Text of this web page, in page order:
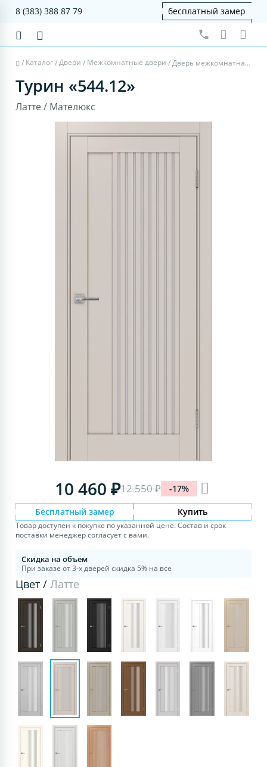
8 (383) 388 87 79 бесплатный замер
/ Каталог/Двери / Межкомнатные двери / Дверь межкомнатная Турин 544.12 - латте, мателюкс
Турин «544.12»
Латте / Мателюкс
10 460 ₽12 550 ₽ -17%
Бесплатный замер Купить
Товар доступен к покупке по указанной цене. Состав и срок
поставки менеджер согласует с вами.
Скидка на объём
При заказе от 3-х дверей скидка 5% на все
Цвет /Латте